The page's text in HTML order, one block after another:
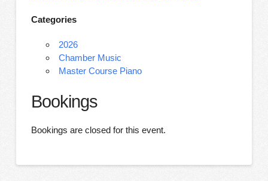
Categories
2026
Chamber Music
Master Course Piano
Bookings
Bookings are closed for this event.